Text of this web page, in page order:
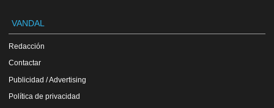
VANDAL
Redacción
Contactar
Publicidad / Advertising
Política de privacidad